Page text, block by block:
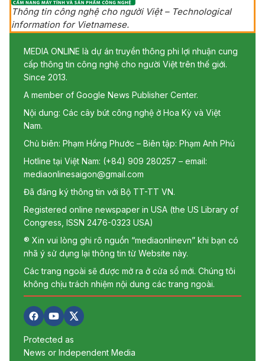
Thông tin công nghệ cho người Việt – Technological
information for Vietnamese.
MEDIA ONLINE là dự án truyền thông phi lợi nhuận cung
cấp thông tin công nghệ cho người Việt trên thế giới.
Since 2013.
A member of Google News Publisher Center.
Nội dung: Các cây bút công nghệ ở Hoa Kỳ và Việt
Nam.
Chủ biên: Phạm Hồng Phước – Biên tập: Phạm Anh Phú
Hotline tại Việt Nam: (+84) 909 280257 – email:
mediaonlinesaigon@gmail.com
Đã đăng ký thông tin với Bộ TT-TT VN.
Registered online newspaper in USA (the US Library of
Congress, ISSN 2476-0323 USA)
® Xin vui lòng ghi rõ nguồn “mediaonlinevn” khi bạn có
nhã ý sử dụng lại thông tin từ Website này.
Các trang ngoài sẽ được mở ra ở cửa sổ mới. Chúng tôi
không chịu trách nhiệm nội dung các trang ngoài.
Protected as
News or Independent Media